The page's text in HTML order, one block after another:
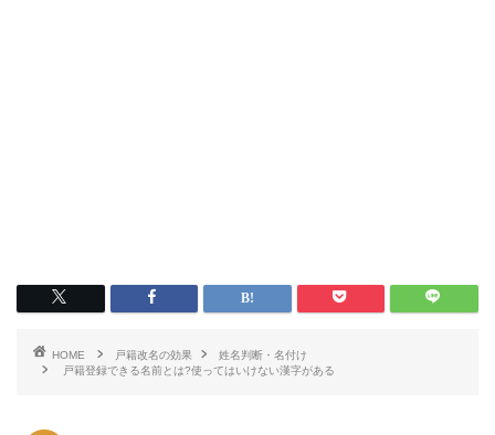
HOME 戸籍改名の効果
姓名判断・名付け
戸籍登録できる名前とは?使ってはいけない漢字がある